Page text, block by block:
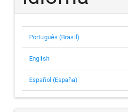
Português (Brasil)
English
Español (España)